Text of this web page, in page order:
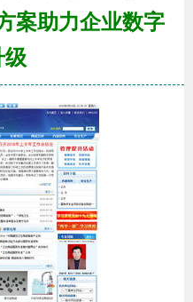
案助力企业数字
级